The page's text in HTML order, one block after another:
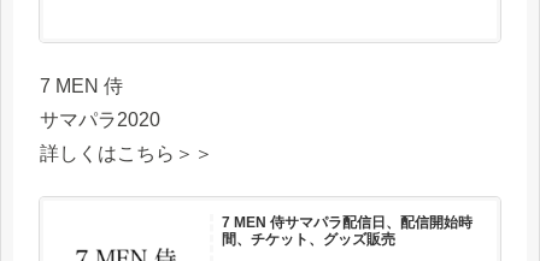
7 MEN 侍
サマパラ2020
詳しくはこちら＞＞
7 MEN 侍サマパラ配信日、配信開始時
間、チケット、グッズ販売